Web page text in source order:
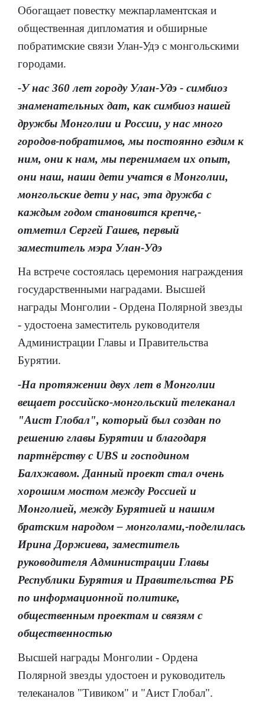
Обогащает повестку межпарламентская и
общественная дипломатия и обширные
побратимские связи Улан-Удэ с монгольскими
городами.
-У нас 360 лет городу Улан-Удэ - симбиоз
знаменательных дат, как симбиоз нашей
дружбы Монголии и России, у нас много
городов-побратимов, мы постоянно ездим к
ним, они к нам, мы перенимаем их опыт,
они наш, наши дети учатся в Монголии,
монгольские дети у нас, эта дружба с
каждым годом становится крепче,-
отметил Сергей Гашев, первый
заместитель мэра Улан-Удэ
На встрече состоялась церемония награждения
государственными наградами. Высшей
награды Монголии - Ордена Полярной звезды
- удостоена заместитель руководителя
Администрации Главы и Правительства
Бурятии.
-На протяжении двух лет в Монголии
вещает российско-монгольский телеканал
"Аист Глобал", который был создан по
решению главы Бурятии и благодаря
партнёрству с UBS и господином
Балхжавом. Данный проект стал очень
хорошим мостом между Россией и
Монголией, между Бурятией и нашим
братским народом – монголами,-поделилась
Ирина Доржиева, заместитель
руководителя Администрации Главы
Республики Бурятия и Правительства РБ
по информационной политике,
общественным проектам и связям с
общественностью
Высшей награды Монголии - Ордена
Полярной звезды удостоен и руководитель
телеканалов "Тивиком" и "Аист Глобал".